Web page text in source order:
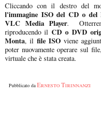
Cliccando con il destro del
l'immagine ISO del CD o del
VLC Media Player.
riproducendo il CD o DVD
Monta, il file ISOviene
poter nuovamente operare sul
virtuale che è stata creata.
Pubblicato da Ernesto Tirinnanzi